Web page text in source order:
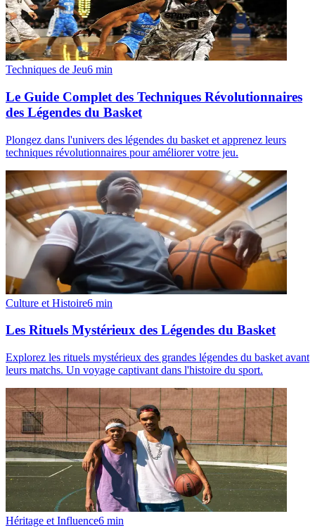
Techniques de Jeu6 min
Le Guide Complet des Techniques Révolutionnaires
des Légendes du Basket
Plongez dans l'univers des légendes du basket et apprenez leurs
techniques révolutionnaires pour améliorer votre jeu.
Culture et Histoire6 min
Les Rituels Mystérieux des Légendes du Basket
Explorez les rituels mystérieux des grandes légendes du basket avant
leurs matchs. Un voyage captivant dans l'histoire du sport.
Héritage et Influence6 min